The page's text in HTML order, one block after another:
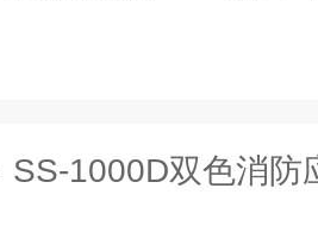
SS-1000D双色消防